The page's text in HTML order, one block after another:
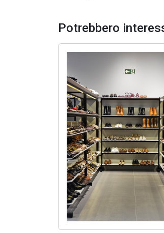
Potrebbero